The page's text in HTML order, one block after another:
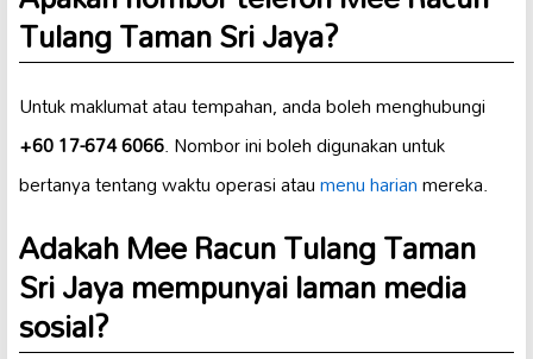
Tulang Taman Sri Jaya?
Untuk maklumat atau tempahan, anda boleh menghubungi
+60 17-674 6066. Nombor ini boleh digunakan untuk
bertanya tentang waktu operasi ataumenu harianmereka.
Adakah Mee Racun Tulang Taman
Sri Jaya mempunyai laman media
sosial?